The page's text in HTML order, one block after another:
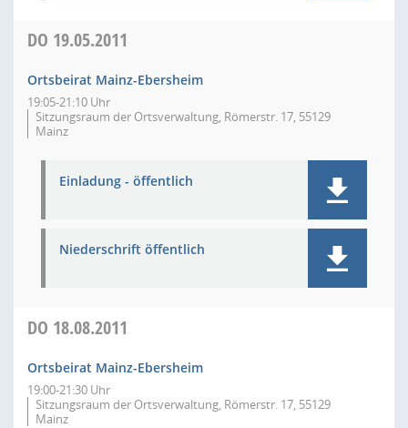
DO 19.05.2011
Ortsbeirat Mainz-Ebersheim
19:05-21:10 Uhr
Sitzungsraum der Ortsverwaltung, Römerstr. 17, 55129
Mainz
Einladung - öffentlich
Niederschrift öffentlich
DO 18.08.2011
Ortsbeirat Mainz-Ebersheim
19:00-21:30 Uhr
Sitzungsraum der Ortsverwaltung, Römerstr. 17, 55129
Mainz